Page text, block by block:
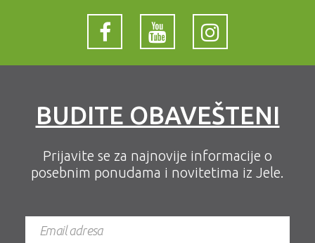
BUDITE OBAVEŠTENI
Prijavite se za najnovije informacije o
posebnim ponudama i novitetima iz Jele.